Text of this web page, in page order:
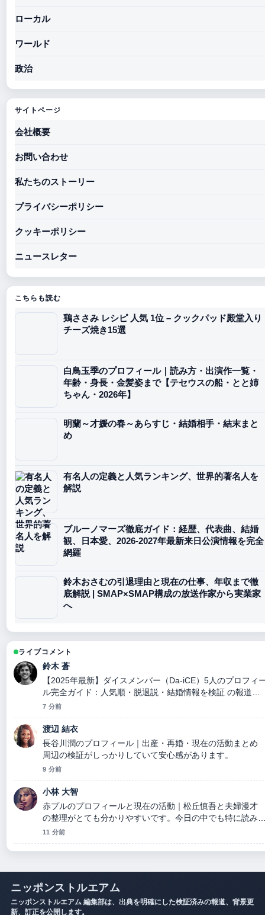
ローカル
ワールド
政治
サイトページ
会社概要
お問い合わせ
私たちのストーリー
プライバシーポリシー
クッキーポリシー
ニュースレター
こちらも読む
鶏ささみ レシピ 人気 1位 – クックパッド殿堂入り
チーズ焼き15選
白鳥玉季のプロフィール｜読み方・出演作一覧・
年齢・身長・金髪姿まで【テセウスの船・とと姉
ちゃん・2026年】
明蘭～才媛の春～あらすじ・結婚相手・結末まと
め
有名人の定義と人気ランキング、世界的著名人を
解説
ブルーノマーズ徹底ガイド：経歴、代表曲、結婚
観、日本愛、2026-2027年最新来日公演情報を完全
網羅
鈴木おさむの引退理由と現在の仕事、年収まで徹
底解説 | SMAP×SMAP構成の放送作家から実業家
へ
ライブコメント
鈴木 蒼
【2025年最新】ダイスメンバー（Da-iCE）5人のプロフィ
ル完全ガイド：人気順・脱退説・結婚情報を検証 の報道は
丁寧で、流れを追いやすいです。
7 分前
渡辺 結衣
長谷川潤のプロフィール｜出産・再婚・現在の活動まとめ
周辺の検証がしっかりしていて安心感があります。
9 分前
小林 大智
赤プルのプロフィールと現在の活動｜松丘慎吾と夫婦漫才
の整理がとても分かりやすいです。今日の中でも特に読み
すいです。
11 分前
ニッポンストルエアム
ニッポンストルエアム 編集部は、出典を明確にした検証済みの報道、背景更
新、訂正を公開します。